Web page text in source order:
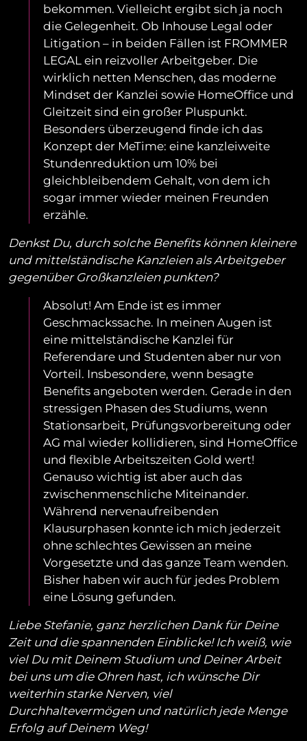
bekommen. Vielleicht ergibt sich ja noch
die Gelegenheit. Ob Inhouse Legal oder
Litigation – in beiden Fällen ist FROMMER
LEGAL ein reizvoller Arbeitgeber. Die
wirklich netten Menschen, das moderne
Mindset der Kanzlei sowie HomeOffice und
Gleitzeit sind ein großer Pluspunkt.
Besonders überzeugend finde ich das
Konzept der MeTime: eine kanzleiweite
Stundenreduktion um 10% bei
gleichbleibendem Gehalt, von dem ich
sogar immer wieder meinen Freunden
erzähle.
Denkst Du, durch solche Benefits können kleinere
und mittelständische Kanzleien als Arbeitgeber
gegenüber Großkanzleien punkten?
Absolut! Am Ende ist es immer
Geschmackssache. In meinen Augen ist
eine mittelständische Kanzlei für
Referendare und Studenten aber nur von
Vorteil. Insbesondere, wenn besagte
Benefits angeboten werden. Gerade in den
stressigen Phasen des Studiums, wenn
Stationsarbeit, Prüfungsvorbereitung oder
AG mal wieder kollidieren, sind HomeOffice
und flexible Arbeitszeiten Gold wert!
Genauso wichtig ist aber auch das
zwischenmenschliche Miteinander.
Während nervenaufreibenden
Klausurphasen konnte ich mich jederzeit
ohne schlechtes Gewissen an meine
Vorgesetzte und das ganze Team wenden.
Bisher haben wir auch für jedes Problem
eine Lösung gefunden.
Liebe Stefanie, ganz herzlichen Dank für Deine
Zeit und die spannenden Einblicke! Ich weiß, wie
viel Du mit Deinem Studium und Deiner Arbeit
bei uns um die Ohren hast, ich wünsche Dir
weiterhin starke Nerven, viel
Durchhaltevermögen und natürlich jede Menge
Erfolg auf Deinem Weg!